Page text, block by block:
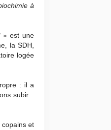
à
» est une
la SDH,
logée
: il a
subir...
et